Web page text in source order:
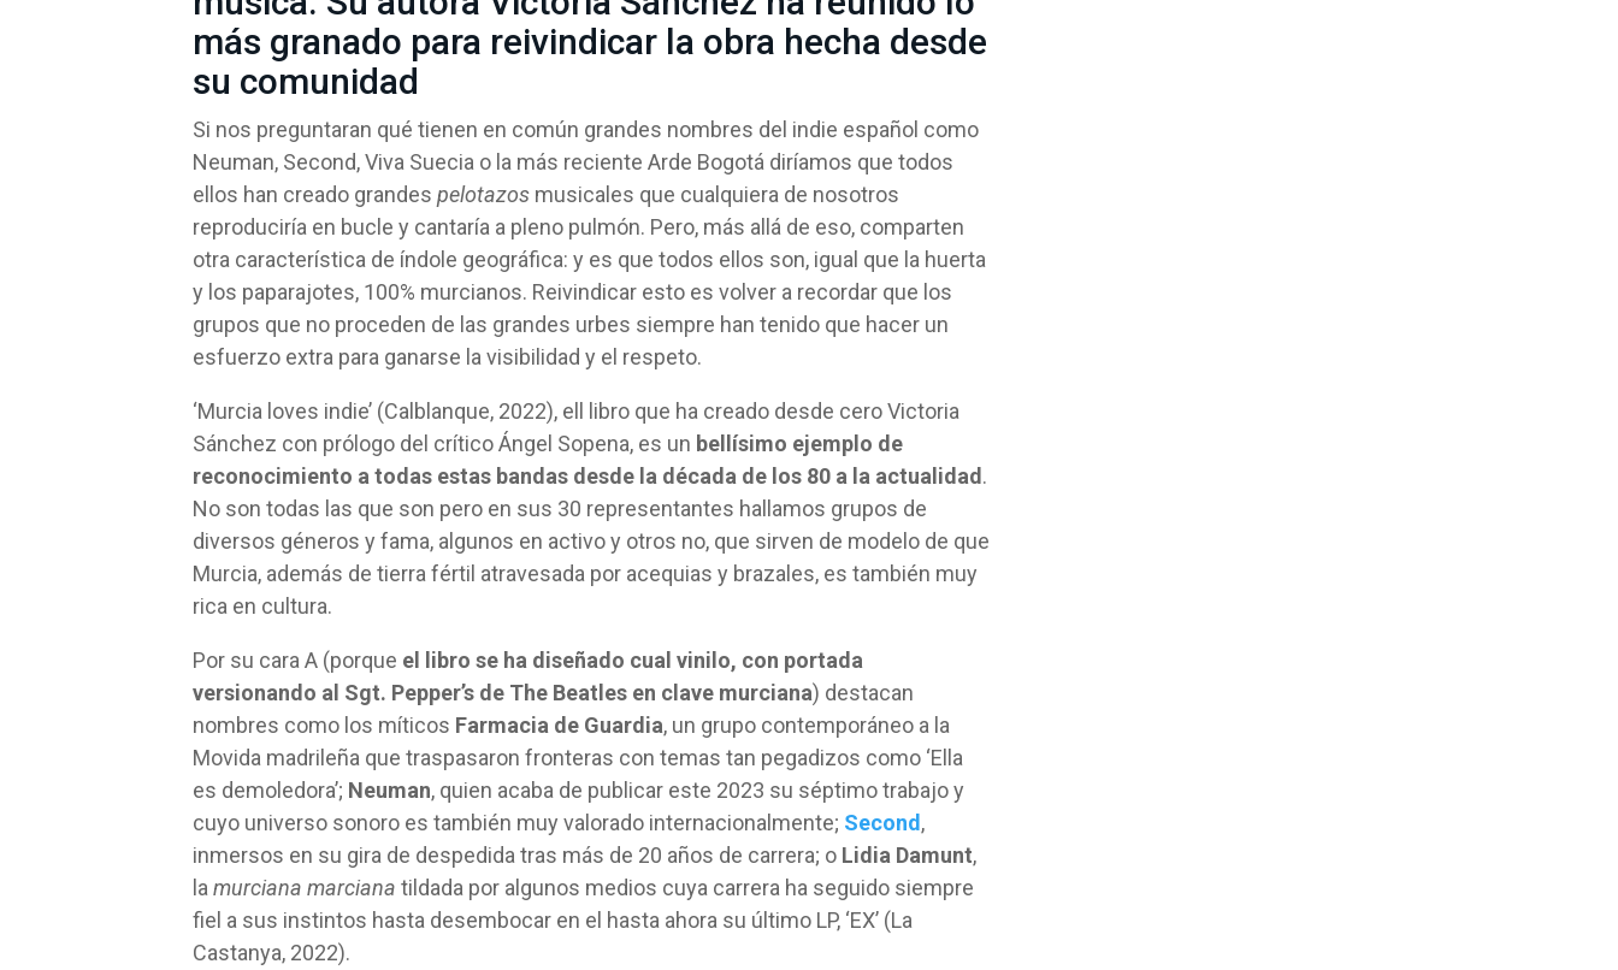
más granado para reivindicar la obra hecha desde
su comunidad
Si nos preguntaran qué tienen en común grandes nombres del indie español como
Neuman, Second, Viva Suecia o la más reciente Arde Bogotá diríamos que todos
ellos han creado grandes pelotazos musicales que cualquiera de nosotros
reproduciría en bucle y cantaría a pleno pulmón. Pero, más allá de eso, comparten
otra característica de índole geográfica: y es que todos ellos son, igual que la huerta
y los paparajotes, 100% murcianos. Reivindicar esto es volver a recordar que los
grupos que no proceden de las grandes urbes siempre han tenido que hacer un
esfuerzo extra para ganarse la visibilidad y el respeto.
‘Murcia loves indie’ (Calblanque, 2022), ell libro que ha creado desde cero Victoria
Sánchez con prólogo del crítico Ángel Sopena, es un bellísimo ejemplo de
reconocimiento a todas estas bandas desde la década de los 80 a la actualidad.
No son todas las que son pero en sus 30 representantes hallamos grupos de
diversos géneros y fama, algunos en activo y otros no, que sirven de modelo de que
Murcia, además de tierra fértil atravesada por acequias y brazales, es también muy
rica en cultura.
Por su cara A (porque el libro se ha diseñado cual vinilo, con portada
versionando al Sgt. Pepper’s de The Beatles en clave murciana) destacan
nombres como los míticos Farmacia de Guardia, un grupo contemporáneo a la
Movida madrileña que traspasaron fronteras con temas tan pegadizos como ‘Ella
es demoledora’; Neuman, quien acaba de publicar este 2023 su séptimo trabajo y
cuyo universo sonoro es también muy valorado internacionalmente; Second,
inmersos en su gira de despedida tras más de 20 años de carrera; o Lidia Damunt,
lamurciana marciana tildada por algunos medios cuya carrera ha seguido siempre
fiel a sus instintos hasta desembocar en el hasta ahora su último LP, ‘EX’ (La
Castanya, 2022).